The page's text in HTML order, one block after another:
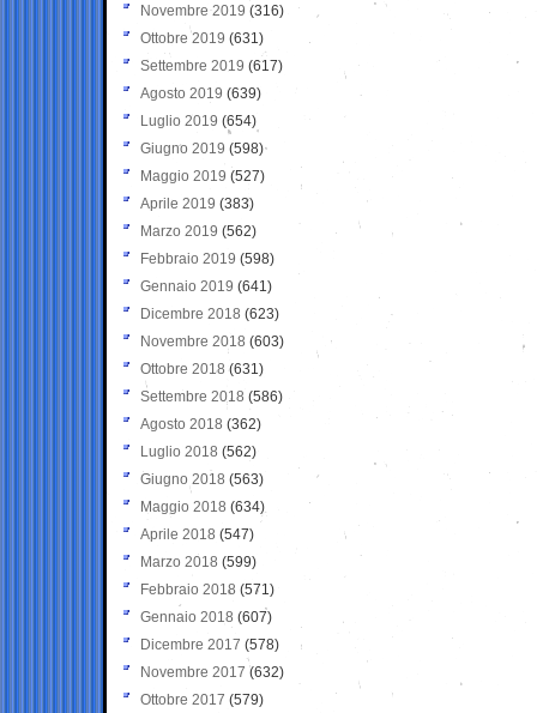
Novembre 2019 (316)
Ottobre 2019 (631)
Settembre 2019 (617)
Agosto 2019 (639)
Luglio 2019 (654)
Giugno 2019 (598)
Maggio 2019 (527)
Aprile 2019 (383)
Marzo 2019 (562)
Febbraio 2019 (598)
Gennaio 2019 (641)
Dicembre 2018 (623)
Novembre 2018 (603)
Ottobre 2018 (631)
Settembre 2018 (586)
Agosto 2018 (362)
Luglio 2018 (562)
Giugno 2018 (563)
Maggio 2018 (634)
Aprile 2018 (547)
Marzo 2018 (599)
Febbraio 2018 (571)
Gennaio 2018 (607)
Dicembre 2017 (578)
Novembre 2017 (632)
Ottobre 2017 (579)